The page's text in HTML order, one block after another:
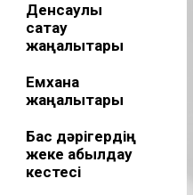
Денсаулық
сақтау
жаңалықтары
Емхана
жаңалықтары
Бас дәрігердің
жеке қабылдау
кестесі